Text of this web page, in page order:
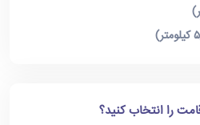
را انتخاب کنید؟